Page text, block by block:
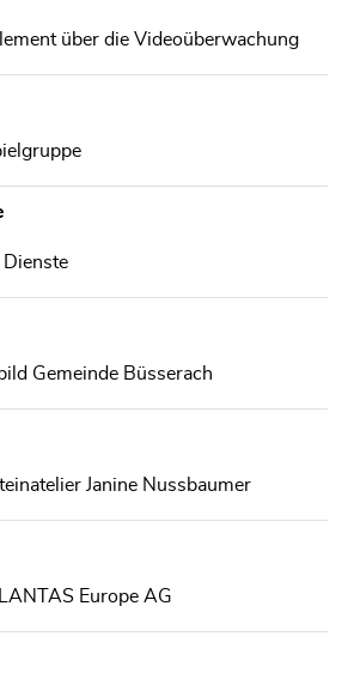
über die Videoüberwachung
Gemeinde Büsserach
Janine Nussbaumer
Europe AG